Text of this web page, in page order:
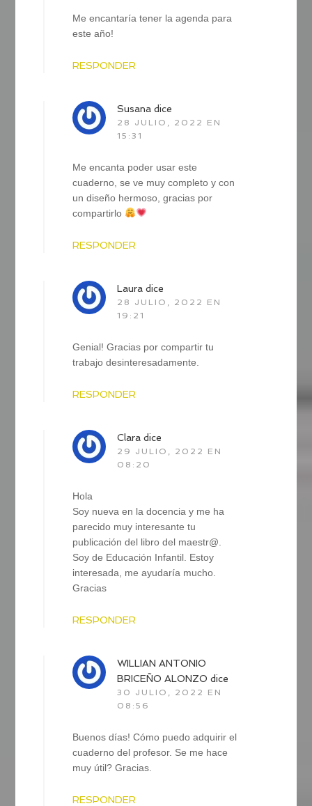
Me encantaría tener la agenda para
este año!
RESPONDER
Susana dice
28 JULIO, 2022 EN
15:31
Me encanta poder usar este
cuaderno, se ve muy completo y con
un diseño hermoso, gracias por
compartirlo
RESPONDER
Laura dice
28 JULIO, 2022 EN
19:21
Genial! Gracias por compartir tu
trabajo desinteresadamente.
RESPONDER
Clara dice
29 JULIO, 2022 EN
08:20
Hola
Soy nueva en la docencia y me ha
parecido muy interesante tu
publicación del libro del maestr@.
Soy de Educación Infantil. Estoy
interesada, me ayudaría mucho.
Gracias
RESPONDER
WILLIAN ANTONIO
BRICEÑO ALONZO dice
30 JULIO, 2022 EN
08:56
Buenos días! Cómo puedo adquirir el
cuaderno del profesor. Se me hace
muy útil? Gracias.
RESPONDER